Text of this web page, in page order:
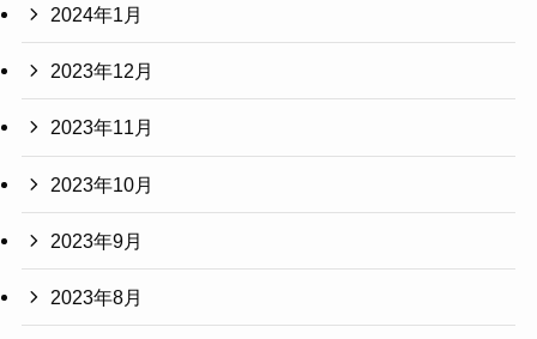
2024年1月
2023年12月
2023年11月
2023年10月
2023年9月
2023年8月